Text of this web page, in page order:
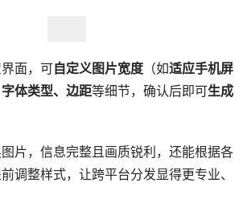
面，可自定义图片宽度 （如适应手机屏
体类型、边距等细节，确认后即可生成
片，信息完整且画质锐利，还能根据各
调整样式，让跨平台分发显得更专业、